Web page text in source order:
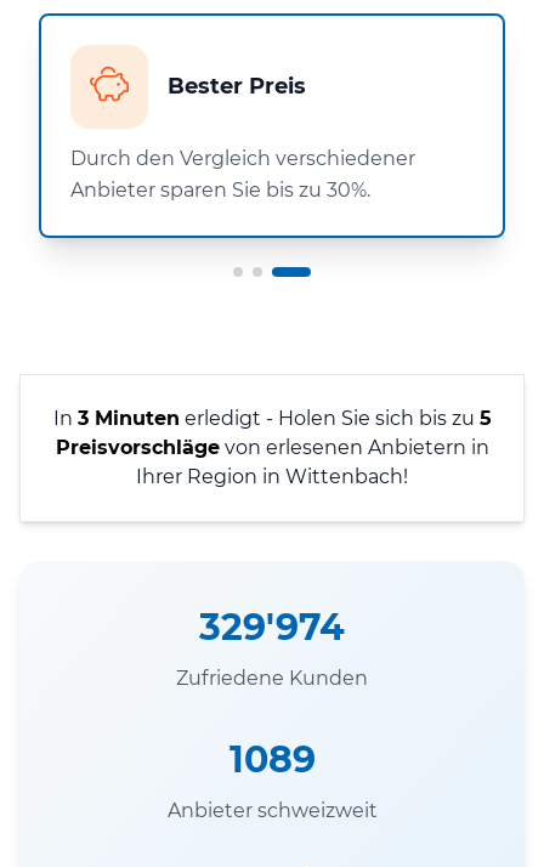
Bester Preis
Durch den Vergleich verschiedener
Anbieter sparen Sie bis zu 30%.
In 3 Minuten erledigt - Holen Sie sich bis zu 5
Preisvorschlägevon erlesenen Anbietern in
Ihrer Region in Wittenbach!
329'974
Zufriedene Kunden
1089
Anbieter schweizweit